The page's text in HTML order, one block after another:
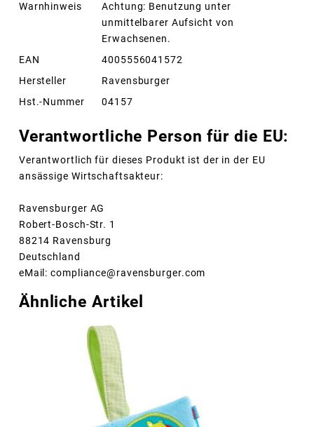
Warnhinweis
Achtung: Benutzung unter
unmittelbarer Aufsicht von
Erwachsenen.
EAN
4005556041572
Hersteller
Ravensburger
Hst.-Nummer
04157
Verantwortliche Person für die EU:
Verantwortlich für dieses Produkt ist der in der EU
ansässige Wirtschaftsakteur:
Ravensburger AG
Robert-Bosch-Str. 1
88214 Ravensburg
Deutschland
eMail: compliance@ravensburger.com
Ähnliche Artikel